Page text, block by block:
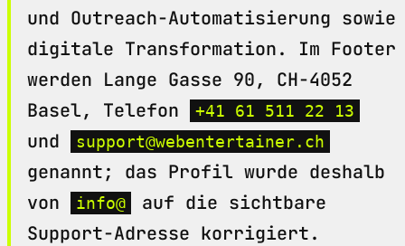
und Outreach-Automatisierung sowie
digitale Transformation. Im Footer
werden Lange Gasse 90, CH-4052
Basel, Telefon
+41 61 511 22 13
und support@webentertainer.ch
genannt; das Profil wurde deshalb
von
info@
auf die sichtbare
Support-Adresse korrigiert.